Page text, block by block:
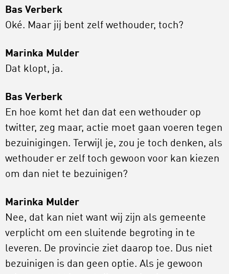
Bas Verberk
Oké. Maar jij bent zelf wethouder, toch?
Marinka Mulder
Dat klopt, ja.
Bas Verberk
En hoe komt het dan dat een wethouder op
twitter, zeg maar, actie moet gaan voeren tegen
bezuinigingen. Terwijl je, zou je toch denken, als
wethouder er zelf toch gewoon voor kan kiezen
om dan niet te bezuinigen?
Marinka Mulder
Nee, dat kan niet want wij zijn als gemeente
verplicht om een sluitende begroting in te
leveren. De provincie ziet daarop toe. Dus niet
bezuinigen is dan geen optie. Als je gewoon